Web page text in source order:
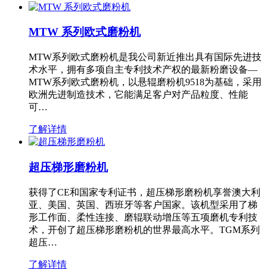
MTW 系列欧式磨粉机
MTW系列欧式磨粉机是我公司新近推出具有国际先进技
术水平，拥有多项自主专利技术产权的最新粉磨设备—
MTW系列欧式磨粉机，以悬辊磨粉机9518为基础，采用
欧洲先进制造技术，它能满足客户对产品粒度、性能
可…
了解详情
超压梯形磨粉机
获得了CE和国家专利证书，超压梯形磨粉机享誉澳大利
亚、美国、英国、西班牙等客户国家。该机型采用了梯
形工作面、柔性连接、磨辊联动增压等五项磨机专利技
术，开创了超压梯形磨粉机的世界最高水平。TGM系列
超压…
了解详情